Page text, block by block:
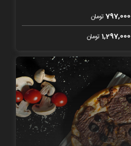
797,000تومان
1,297,000تومان